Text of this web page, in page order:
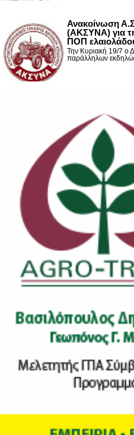
Ανακοίνωση
(ΑΚΣΥΝΑ) για
ΠΟΠ
Την Κυριακή 19/7 ο
παράλληλων